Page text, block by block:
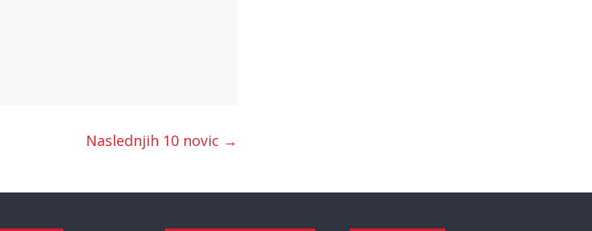
Naslednjih 10 novic →